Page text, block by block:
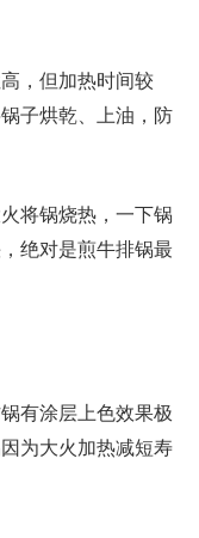
，但加热时间较
子烘乾、上油，防
将锅烧热，一下锅
绝对是煎牛排锅最
有涂层上色效果极
为大火加热减短寿